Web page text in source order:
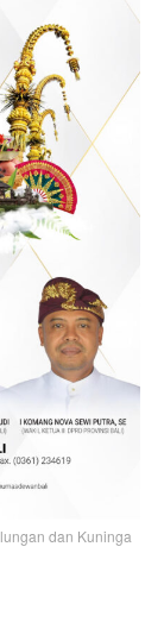
dan Kuninga